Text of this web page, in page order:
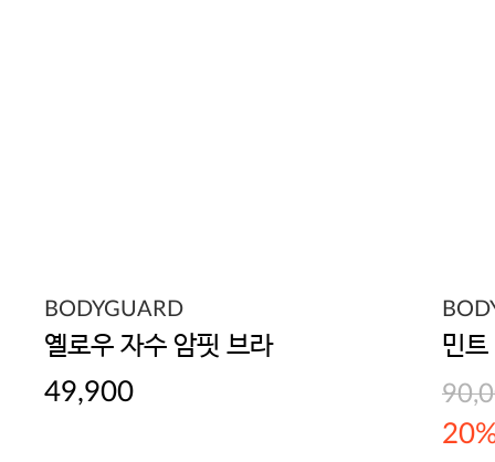
BODYGUARD
옐로우 자수 암핏 브라
49,900
민트